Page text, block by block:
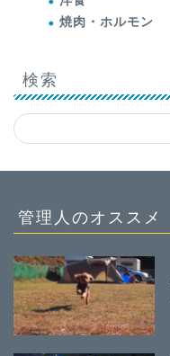
焼肉・ホルモン
検索
管理人のオススメ